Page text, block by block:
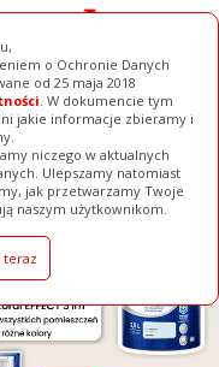
o Ochronie Danych
od 25 maja 2018
. W dokumencie tym
jakie informacje zbieramy i
niczego w aktualnych
Ulepszamy natomiast
jak przetwarzamy Twoje
naszym użytkownikom.
teraz
Baza Firm Pełna Wersja